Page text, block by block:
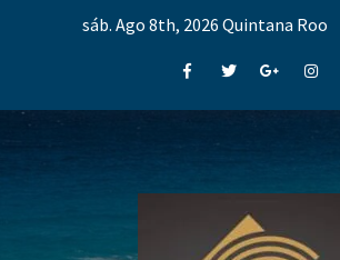
sáb. Ago 8th, 2026 Quintana Roo
FacebookTwitterGoogle+